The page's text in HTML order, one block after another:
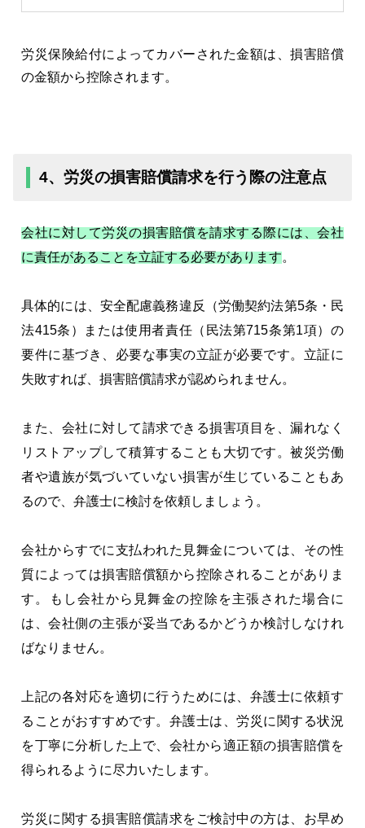
労災保険給付によってカバーされた金額は、損害賠償
の金額から控除されます。
4、労災の損害賠償請求を行う際の注意点
会社に対して労災の損害賠償を請求する際には、会社
に責任があることを立証する必要があります。
具体的には、安全配慮義務違反（労働契約法第5条・民
法415条）または使用者責任（民法第715条第1項）の
要件に基づき、必要な事実の立証が必要です。立証に
失敗すれば、損害賠償請求が認められません。
また、会社に対して請求できる損害項目を、漏れなく
リストアップして積算することも大切です。被災労働
者や遺族が気づいていない損害が生じていることもあ
るので、弁護士に検討を依頼しましょう。
会社からすでに支払われた見舞金については、その性
質によっては損害賠償額から控除されることがありま
す。もし会社から見舞金の控除を主張された場合に
は、会社側の主張が妥当であるかどうか検討しなけれ
ばなりません。
上記の各対応を適切に行うためには、弁護士に依頼す
ることがおすすめです。弁護士は、労災に関する状況
を丁寧に分析した上で、会社から適正額の損害賠償を
得られるように尽力いたします。
労災に関する損害賠償請求をご検討中の方は、お早め